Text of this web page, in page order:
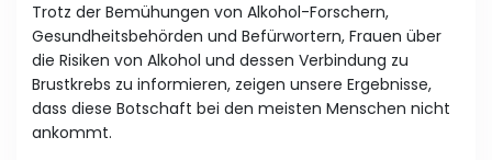
Trotz der Bemühungen von Alkohol-Forschern,
Gesundheitsbehörden und Befürwortern, Frauen über
die Risiken von Alkohol und dessen Verbindung zu
Brustkrebs zu informieren, zeigen unsere Ergebnisse,
dass diese Botschaft bei den meisten Menschen nicht
ankommt.